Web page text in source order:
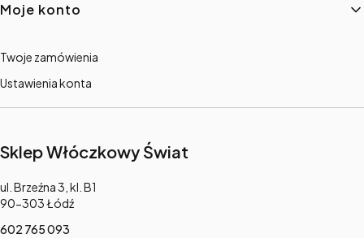
Moje konto
Twoje zamówienia
Ustawienia konta
Sklep Włóczkowy Świat
Adres:
ul. Brzeźna 3, kl. B1
90-303 Łódź
602 765 093